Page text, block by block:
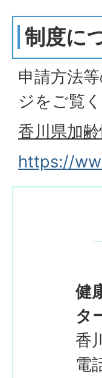
制度に
申請方法
ジをご覧
香川県加
https://
健
タ
香
電